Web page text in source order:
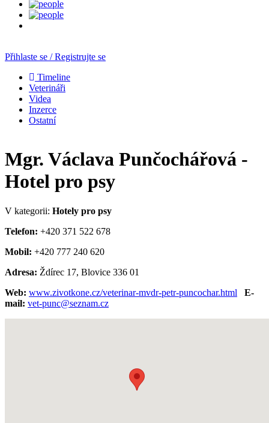
Přihlaste se / Registrujte se
Timeline
Veterináři
Videa
Inzerce
Ostatní
Mgr. Václava Punčochářová -
Hotel pro psy
V kategorii: Hotely pro psy
Telefon: +420 371 522 678
Mobil: +420 777 240 620
Adresa: Ždírec 17, Blovice 336 01
Web: www.zivotkone.cz/veterinar-mvdr-petr-puncochar.html
E-
mail: vet-punc@seznam.cz